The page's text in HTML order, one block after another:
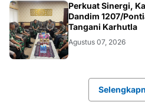
KALBAR
Perkuat Sinergi,
Dandim 1207/
Tangani Karhutla
Agustus 07, 2026